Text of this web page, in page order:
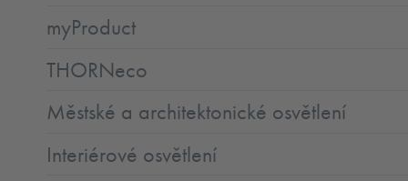
myProduct
THORNeco
Městské a architektonické osvětlení
Interiérové osvětlení